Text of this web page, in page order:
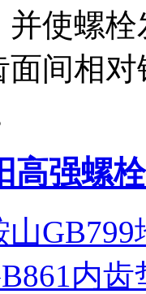
使螺
面间相
高强螺栓
山
内齿